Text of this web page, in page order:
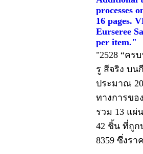
processes
16 pages.
Eurseree
per item."
"2528 “คร
รู สีจริง บน
ประมาณ
ทางการขอ
รวม 13 แผ่
42 ชิ้น ที่ถูก
8359 ซึ่งรา